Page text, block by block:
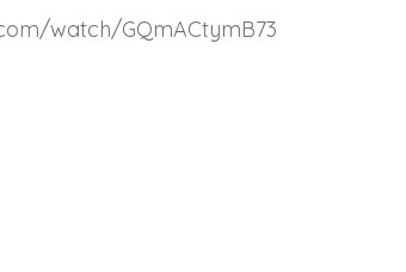
watch/GQmACtymB73